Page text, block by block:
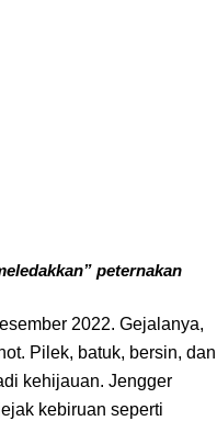
peternakan
2022. Gejalanya,
Pilek, batuk, bersin, dan
kehijauan. Jengger
kebiruan seperti